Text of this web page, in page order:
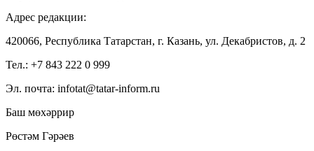
Адрес редакции:
420066, Республика Татарстан, г. Казань, ул. Декабристов, д. 2
Тел.: +7 843 222 0 999
Эл. почта: infotat@tatar-inform.ru
Баш мөхәррир
Рөстәм Гәрәев